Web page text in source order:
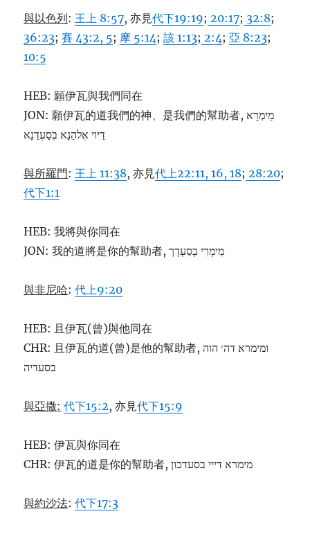
與以色列:王上 8:57, 亦見代下19:19; 20:17; 32:8;
36:23;賽 43:2, 5; 摩 5:14;該 1:13; 2:4;亞 8:23;
10:5
HEB: 願伊瓦與我們同在
JON: 願伊瓦的道我們的神、是我們的幫助者, מֵימְרָא
דַיוי אְלהַנָא בְסַעְדַנָא
與所羅門:王上 11:38, 亦見代上22:11, 16, 18; 28:20;
代下1:1
HEB: 我將與你同在
JON: 我的道將是你的幫助者, מֵימְרִי בְסַעְדָך
與非尼哈:代上9:20
HEB: 且伊瓦(曾)與他同在
CHR: 且伊瓦的道(曾)是他的幫助者, ומימרא דה׳ הוה
בסעדיה
與亞撒: 代下15:2, 亦見代下15:9
HEB: 伊瓦與你同在
CHR: 伊瓦的道是你的幫助者, מימרא דייי בסעדכון
與約沙法:代下17:3